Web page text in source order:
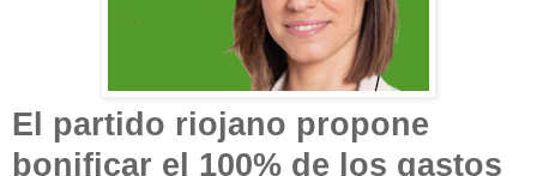
El partido riojano propone
bonificar el 100% de los gastos